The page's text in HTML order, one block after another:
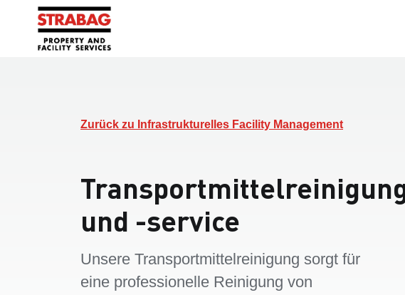
Zurück zu Infrastrukturelles Facility Management
und -service
Unsere Transportmittelreinigung sorgt für
eine professionelle Reinigung von